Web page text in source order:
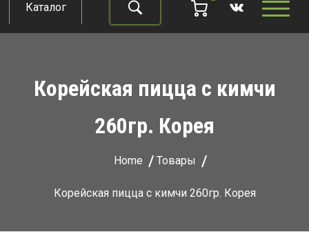
Каталог
Корейская пицца с кимчи
260гр. Корея
Home Товары
Корейская пицца с кимчи 260гр. Корея